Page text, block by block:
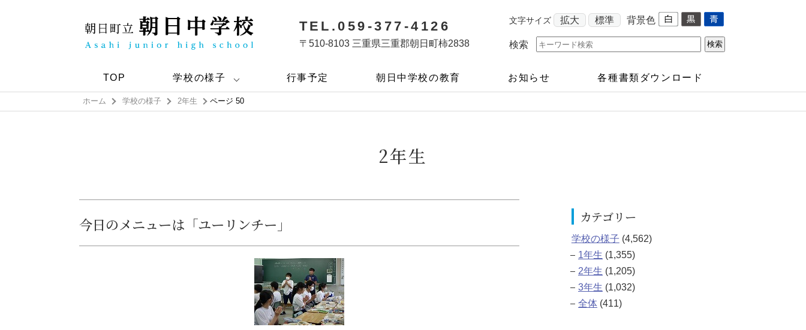
TEL.059-377-4126
〒510-8103 三重県三重郡朝日町柿2838
文字サイズ 拡大 標準 背景色
検索
TOP 学校の様子 行事予定 朝日中学校の教育 お知らせ 各種書類ダウンロード
ホーム 学校の様子 2年生 ページ 50
2年生
今日のメニューは「ユーリンチー」 カテゴリー
学校の様子 (4,562)
1年生 (1,355)
2年生 (1,205)
3年生 (1,032)
全体 (411)